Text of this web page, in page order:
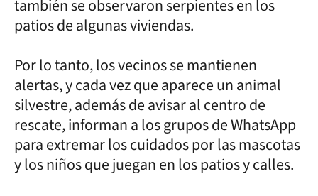
también se observaron serpientes en los
patios de algunas viviendas.
Por lo tanto, los vecinos se mantienen
alertas, y cada vez que aparece un animal
silvestre, además de avisar al centro de
rescate, informan a los grupos de WhatsApp
para extremar los cuidados por las mascotas
y los niños que juegan en los patios y calles.